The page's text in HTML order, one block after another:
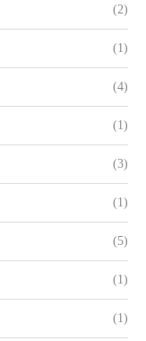
(2)
(1)
(4)
(1)
(3)
(1)
(5)
(1)
(1)